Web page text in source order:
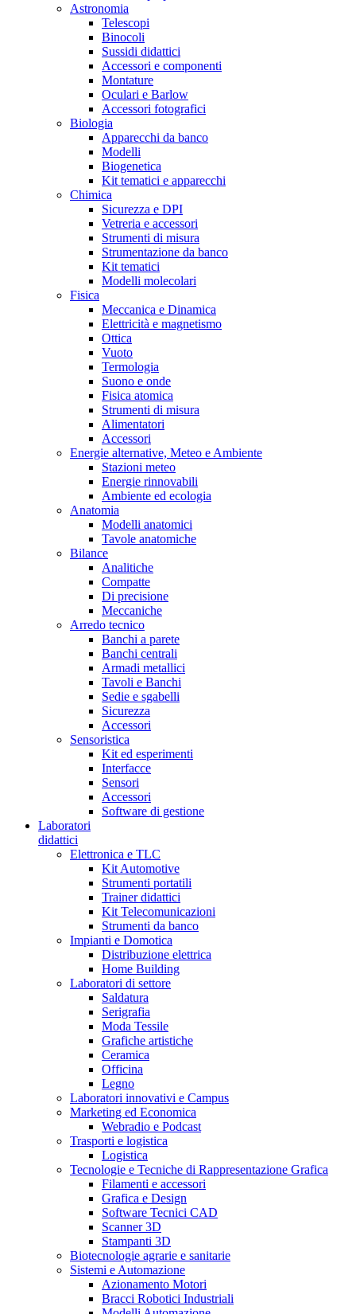
Astronomia
Telescopi
Binocoli
Sussidi didattici
Accessori e componenti
Montature
Oculari e Barlow
Accessori fotografici
Biologia
Apparecchi da banco
Modelli
Biogenetica
Kit tematici e apparecchi
Chimica
Sicurezza e DPI
Vetreria e accessori
Strumenti di misura
Strumentazione da banco
Kit tematici
Modelli molecolari
Fisica
Meccanica e Dinamica
Elettricità e magnetismo
Ottica
Vuoto
Termologia
Suono e onde
Fisica atomica
Strumenti di misura
Alimentatori
Accessori
Energie alternative, Meteo e Ambiente
Stazioni meteo
Energie rinnovabili
Ambiente ed ecologia
Anatomia
Modelli anatomici
Tavole anatomiche
Bilance
Analitiche
Compatte
Di precisione
Meccaniche
Arredo tecnico
Banchi a parete
Banchi centrali
Armadi metallici
Tavoli e Banchi
Sedie e sgabelli
Sicurezza
Accessori
Sensoristica
Kit ed esperimenti
Interfacce
Sensori
Accessori
Software di gestione
Laboratori
didattici
Elettronica e TLC
Kit Automotive
Strumenti portatili
Trainer didattici
Kit Telecomunicazioni
Strumenti da banco
Impianti e Domotica
Distribuzione elettrica
Home Building
Laboratori di settore
Saldatura
Serigrafia
Moda Tessile
Grafiche artistiche
Ceramica
Officina
Legno
Laboratori innovativi e Campus
Marketing ed Economica
Webradio e Podcast
Trasporti e logistica
Logistica
Tecnologie e Tecniche di Rappresentazione Grafica
Filamenti e accessori
Grafica e Design
Software Tecnici CAD
Scanner 3D
Stampanti 3D
Biotecnologie agrarie e sanitarie
Sistemi e Automazione
Azionamento Motori
Bracci Robotici Industriali